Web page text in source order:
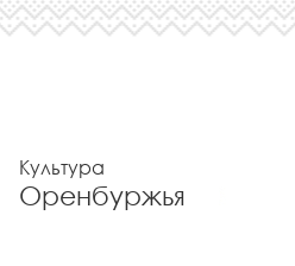
Культура
Оренбуржья